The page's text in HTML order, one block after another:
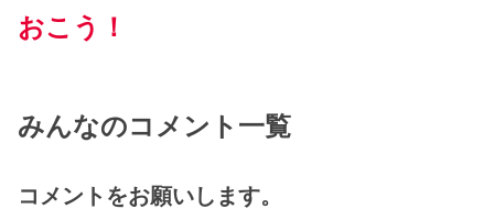
おこう！
みんなのコメント一覧
コメントをお願いします。